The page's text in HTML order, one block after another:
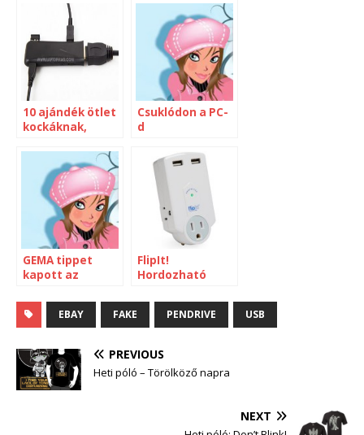
10 ajándék ötlet
kockáknak,
mindenük
megvan
[archívum]
Csuklódon a PC-
d
GEMA tippet
kapott az
FlipIt!
Hordozható
EBAY FAKE PENDRIVE USB
PREVIOUS
Heti póló – Törölköző napra
NEXT